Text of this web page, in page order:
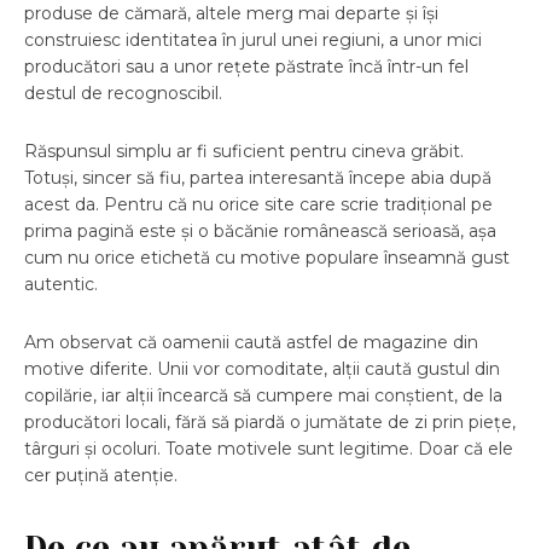
produse de cămară, altele merg mai departe și își
construiesc identitatea în jurul unei regiuni, a unor mici
producători sau a unor rețete păstrate încă într-un fel
destul de recognoscibil.
Răspunsul simplu ar fi suficient pentru cineva grăbit.
Totuși, sincer să fiu, partea interesantă începe abia după
acest da. Pentru că nu orice site care scrie tradițional pe
prima pagină este și o băcănie românească serioasă, așa
cum nu orice etichetă cu motive populare înseamnă gust
autentic.
Am observat că oamenii caută astfel de magazine din
motive diferite. Unii vor comoditate, alții caută gustul din
copilărie, iar alții încearcă să cumpere mai conștient, de la
producători locali, fără să piardă o jumătate de zi prin piețe,
târguri și ocoluri. Toate motivele sunt legitime. Doar că ele
cer puțină atenție.